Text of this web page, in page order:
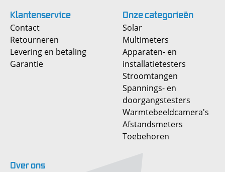
Klantenservice
Contact
Retourneren
Levering en betaling
Garantie
Onzecategorieën
Solar
Multimeters
Apparaten- en
installatietesters
Stroomtangen
Spannings- en
doorgangstesters
Warmtebeeldcamera's
Afstandsmeters
Toebehoren
Overons